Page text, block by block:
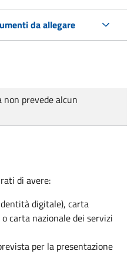
da allegare
prevede alcun
di avere:
digitale), carta
carta nazionale dei servizi
per la presentazione